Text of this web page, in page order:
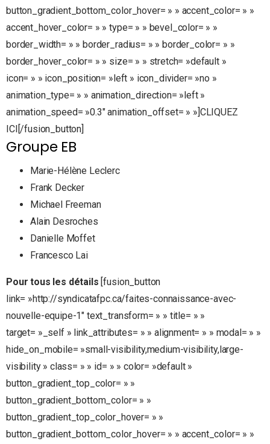
button_gradient_bottom_color_hover= » » accent_color= » »
accent_hover_color= » » type= » » bevel_color= » »
border_width= » » border_radius= » » border_color= » »
border_hover_color= » » size= » » stretch= »default »
icon= » » icon_position= »left » icon_divider= »no »
animation_type= » » animation_direction= »left »
animation_speed= »0.3″ animation_offset= » »]CLIQUEZ
ICI[/fusion_button]
Groupe EB
Marie-Hélène Leclerc
Frank Decker
Michael Freeman
Alain Desroches
Danielle Moffet
Francesco Lai
Pour tous les détails [fusion_button
link= »http://syndicatafpc.ca/faites-connaissance-avec-
nouvelle-equipe-1″ text_transform= » » title= » »
target= »_self » link_attributes= » » alignment= » » modal= » »
hide_on_mobile= »small-visibility,medium-visibility,large-
visibility » class= » » id= » » color= »default »
button_gradient_top_color= » »
button_gradient_bottom_color= » »
button_gradient_top_color_hover= » »
button_gradient_bottom_color_hover= » » accent_color= » »